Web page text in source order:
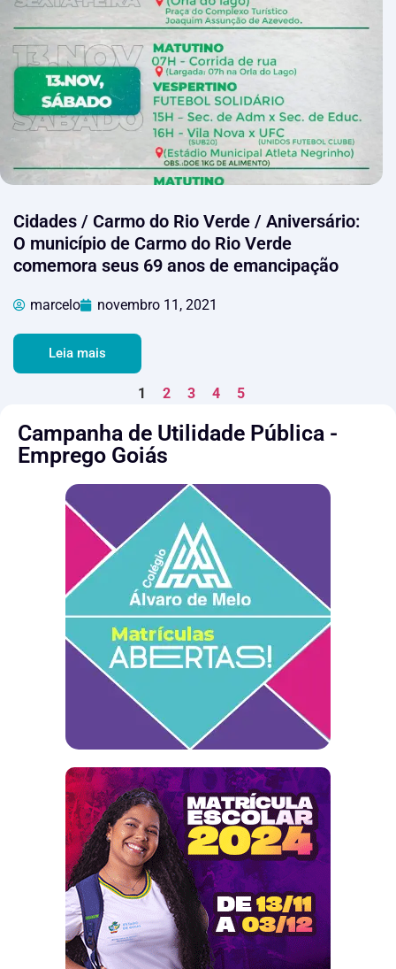
Cidades / Carmo do Rio Verde / Aniversário:
O município de Carmo do Rio Verde
comemora seus 69 anos de emancipação
marcelo novembro 11, 2021
Leia mais
1 2 3 4 5
Campanha de Utilidade Pública -
Emprego Goiás